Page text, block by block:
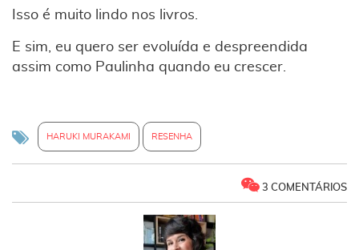
Isso é muito lindo nos livros.
E sim, eu quero ser evoluída e despreendida
assim como Paulinha quando eu crescer.
HARUKI MURAKAMI RESENHA
3 COMENTÁRIOS